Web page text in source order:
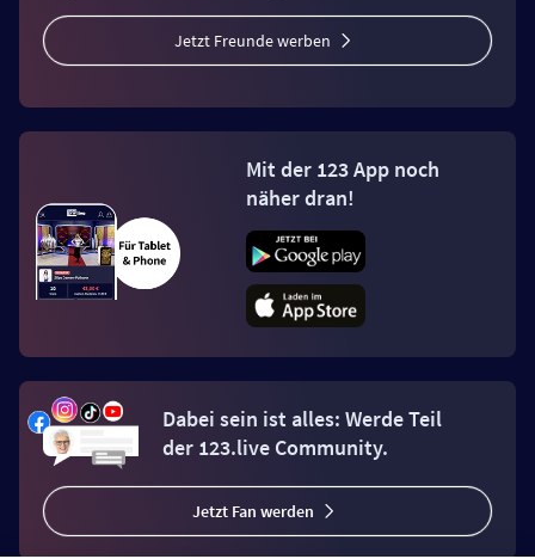
Jetzt Freunde werben
Mit der 123 App noch
näher dran!
Dabei sein ist alles: Werde Teil
der 123.live Community.
Jetzt Fan werden